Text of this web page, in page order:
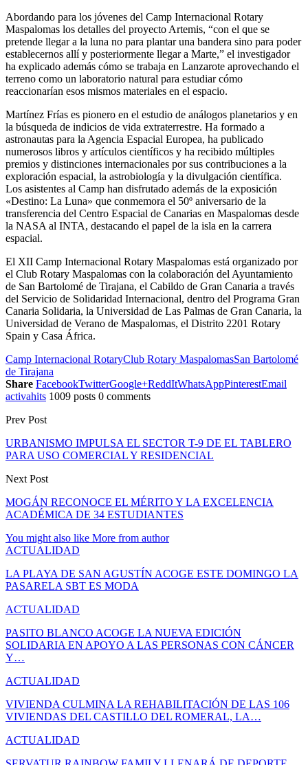
Abordando para los jóvenes del Camp Internacional Rotary
Maspalomas los detalles del proyecto Artemis, “con el que se
pretende llegar a la luna no para plantar una bandera sino para poder
establecernos allí y posteriormente llegar a Marte,” el investigador
ha explicado además cómo se trabaja en Lanzarote aprovechando el
terreno como un laboratorio natural para estudiar cómo
reaccionarían esos mismos materiales en el espacio.
Martínez Frías es pionero en el estudio de análogos planetarios y en
la búsqueda de indicios de vida extraterrestre. Ha formado a
astronautas para la Agencia Espacial Europea, ha publicado
numerosos libros y artículos científicos y ha recibido múltiples
premios y distinciones internacionales por sus contribuciones a la
exploración espacial, la astrobiología y la divulgación científica.
Los asistentes al Camp han disfrutado además de la exposición
«Destino: La Luna» que conmemora el 50º aniversario de la
transferencia del Centro Espacial de Canarias en Maspalomas desde
la NASA al INTA, destacando el papel de la isla en la carrera
espacial.
El XII Camp Internacional Rotary Maspalomas está organizado por
el Club Rotary Maspalomas con la colaboración del Ayuntamiento
de San Bartolomé de Tirajana, el Cabildo de Gran Canaria a través
del Servicio de Solidaridad Internacional, dentro del Programa Gran
Canaria Solidaria, la Universidad de Las Palmas de Gran Canaria, la
Universidad de Verano de Maspalomas, el Distrito 2201 Rotary
Spain y Casa África.
Camp Internacional RotaryClub Rotary MaspalomasSan Bartolomé
de Tirajana
Share FacebookTwitterGoogle+ReddItWhatsAppPinterestEmail
activahits 1009 posts 0 comments
Prev Post
URBANISMO IMPULSA EL SECTOR T-9 DE EL TABLERO
PARA USO COMERCIAL Y RESIDENCIAL
Next Post
MOGÁN RECONOCE EL MÉRITO Y LA EXCELENCIA
ACADÉMICA DE 34 ESTUDIANTES
You might also like More from author
ACTUALIDAD
LA PLAYA DE SAN AGUSTÍN ACOGE ESTE DOMINGO LA
PASARELA SBT ES MODA
ACTUALIDAD
PASITO BLANCO ACOGE LA NUEVA EDICIÓN
SOLIDARIA EN APOYO A LAS PERSONAS CON CÁNCER
Y…
ACTUALIDAD
VIVIENDA CULMINA LA REHABILITACIÓN DE LAS 106
VIVIENDAS DEL CASTILLO DEL ROMERAL, LA…
ACTUALIDAD